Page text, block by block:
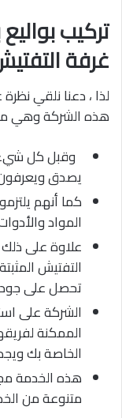
تركيب
غرفة
لذا ، دعنا نلقي
هذه الشركة وهي
وقبل كل
يصدق
كما أنهم
المواد
علاوة على
التفتيش
تحصل على
الشركة على
الممكنة
الخاصة بك
هذه الخدمة
متنوعة من